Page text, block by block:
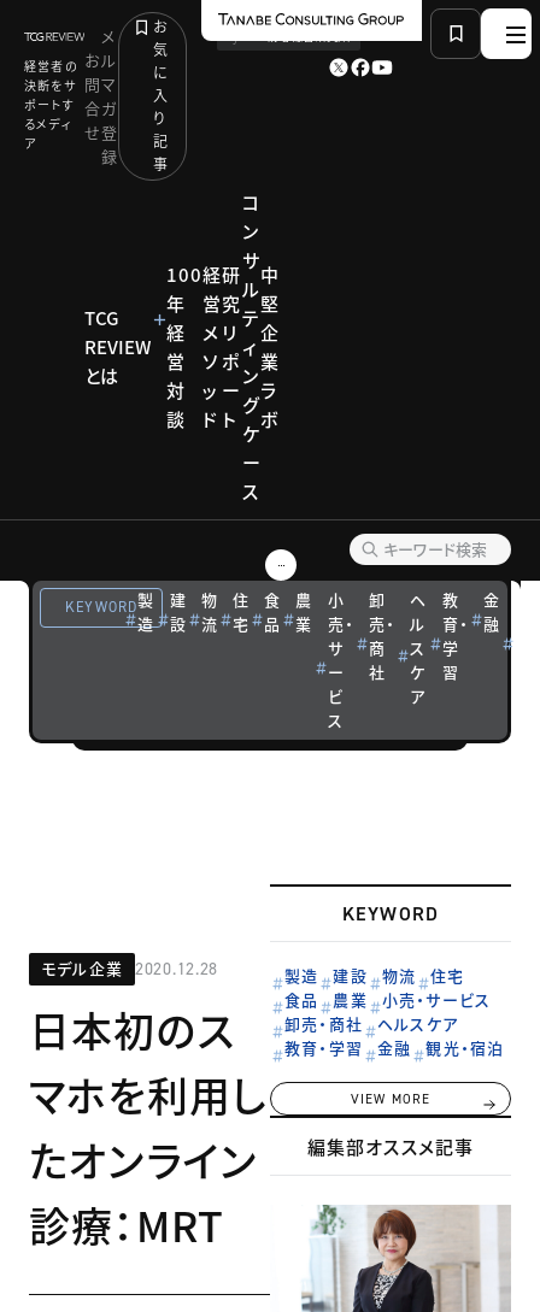
経営者の
決断をサ
ポートす
るメディ
ア
お
問
合
せ
メ
ル
マ
ガ
登
録
お
気
に
入
り
記
事
TCG
REVIEW
とは
100
年
経
営
対
談
経
営
メ
ソ
ッ
ド
研
究
リ
ポ
ー
ト
コ
ン
サ
ル
テ
ィ
ン
グ
ケ
ー
ス
中
堅
企
業
ラ
ボ
KEYWORD製
造
建
設
物
流
住
宅
食
品
農
業
小
売・
サ
ー
ビ
ス
卸
売・
商
社
ヘ
ル
ス
ケ
ア
教
育・
学
習
金
融
モデル企業
日本初のスマホを利用したオンライン診療：MRT
モデル企業
モデル
【企業事例】
略を実践する
企業の成功ス
モデル企業 2020.12.28
日本初のス
マホを利用し
たオンライン
診療：MRT
KEYWORD
製造 建設 物流
住宅
食品
農業
小売・サービス
卸売・商社
ヘルスケア
教育・学習
金融 観光・宿泊
VIEW MORE
編集部オススメ記事